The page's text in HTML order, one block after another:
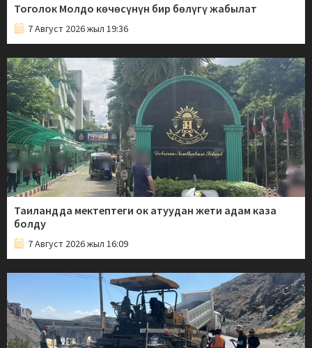
Тоголок Молдо көчөсүнүн бир бөлүгү жабылат
7 Август 2026 жыл 19:36
Таиландда мектептеги ок атуудан жети адам каза
болду
7 Август 2026 жыл 16:09